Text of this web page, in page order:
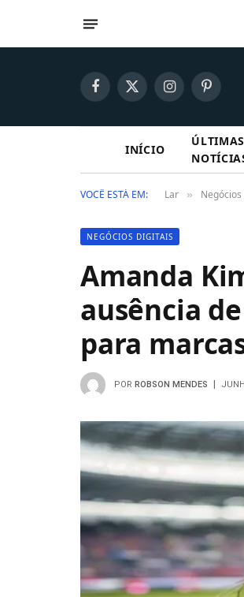
Facebook
X
InstagramPinterest
INÍCIO
ÚLTIMAS
VOCÊ ESTÁ EM: Lar »
NEGÓCIOS DIGITAIS
Amanda
ausência
para
POR ROBSON MENDES